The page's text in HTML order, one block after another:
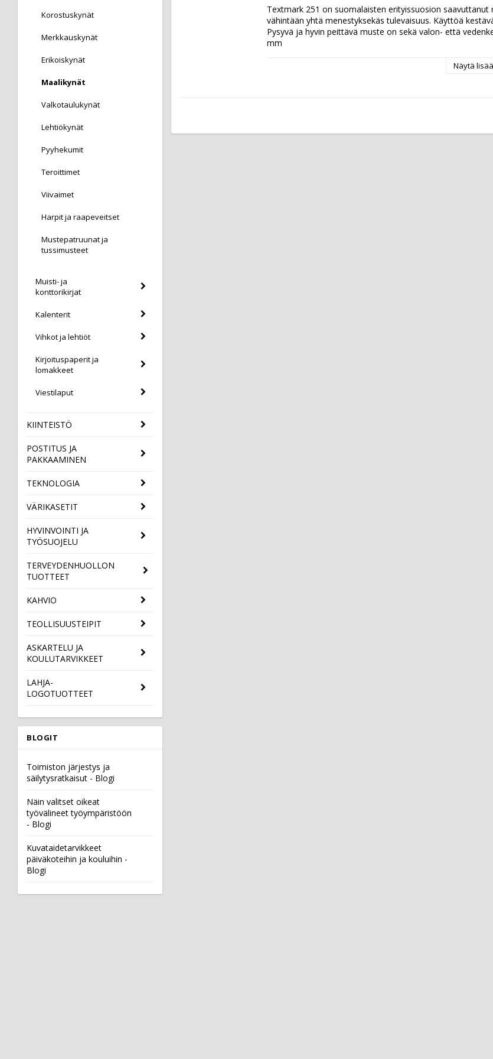
Korostuskynät
Merkkauskynät
Erikoiskynät
Maalikynät
Valkotaulukynät
Lehtiökynät
Pyyhekumit
Teroittimet
Viivaimet
Harpit ja raapeveitset
Mustepatruunat ja
tussimusteet
Muisti- ja
konttorikirjat
Kalenterit
Vihkot ja lehtiöt
Kirjoituspaperit ja
lomakkeet
Viestilaput
KIINTEISTÖ
POSTITUS JA
PAKKAAMINEN
TEKNOLOGIA
VÄRIKASETIT
HYVINVOINTI JA
TYÖSUOJELU
TERVEYDENHUOLLON
TUOTTEET
KAHVIO
TEOLLISUUSTEIPIT
ASKARTELU JA
KOULUTARVIKKEET
LAHJA-
LOGOTUOTTEET
BLOGIT
Toimiston järjestys ja
säilytysratkaisut - Blogi
Näin valitset oikeat
työvälineet työympäristöön
- Blogi
Kuvataidetarvikkeet
päiväkoteihin ja kouluihin -
Blogi
Textmark 251 on suomalaisten erityissuosion
vähintään yhtä menestyksekäs tulevaisuus. Käyttöä
Pysyvä ja hyvin peittävä muste on sekä valon- että
mm
Näytä lisää